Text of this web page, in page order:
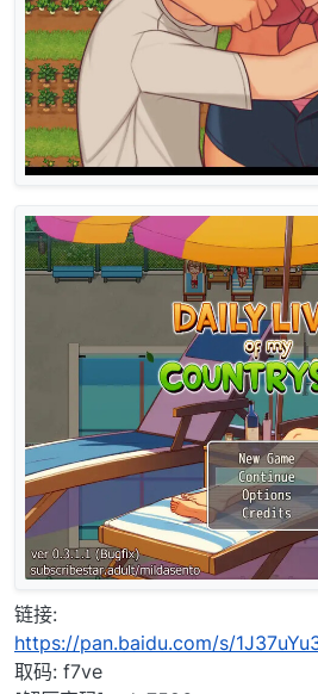
链接:
https://pan.baidu.com/s/
取码: f7ve